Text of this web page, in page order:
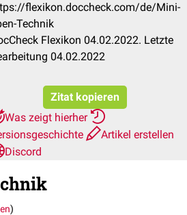
flexikon.doccheck.com/de/Mini-
Technik
Flexikon 04.02.2022. Letzte
04.02.2022
Zitat kopieren
Was zeigt hierher
Artikel erstellen
Discord
)